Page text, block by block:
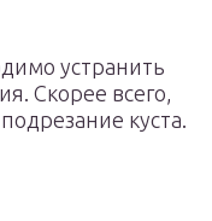
устранить
Скорее всего,
куста.